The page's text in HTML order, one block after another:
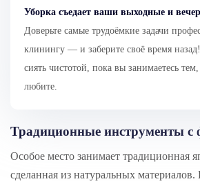
Уборка съедает ваши выходные и
Доверьте самые трудоёмкие задачи
клинингу — и заберите своё время
сиять чистотой, пока вы занимаетесь
любите.
Традиционные инструменты с
Особое место занимает традиционная
сделанная из натуральных материалов.